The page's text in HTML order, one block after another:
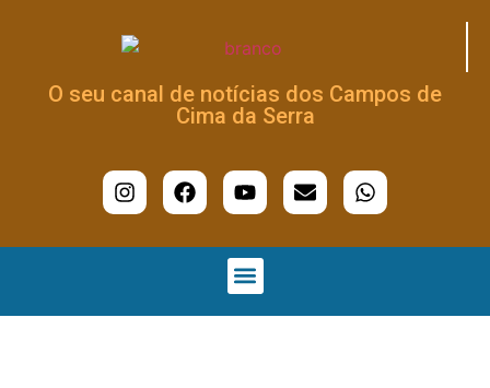
O seu canal de notícias dos Campos de
Cima da Serra